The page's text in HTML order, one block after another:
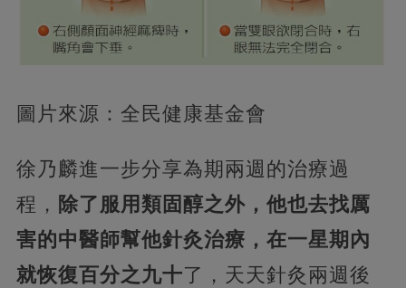
圖片來源：全民健康基金會
徐乃麟進一步分享為期兩週的治療過
程， 除了服用類固醇之外，他也去找厲
害的中醫師幫他針灸治療，在一星期內
就恢復百分之九十了，天天針灸兩週後